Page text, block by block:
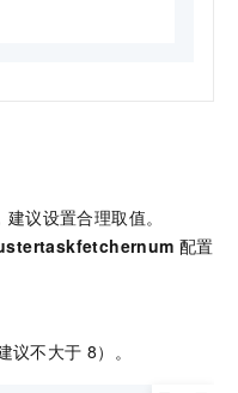
议设置合理取值。
配置
议不大于 8）。